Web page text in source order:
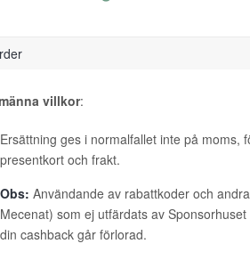
villkor:
Ersättning ges i normalfallet inte på moms,
presentkort och frakt.
Obs: Användande av rabattkoder och
Mecenat) som ej utfärdats av
din cashback går förlorad.